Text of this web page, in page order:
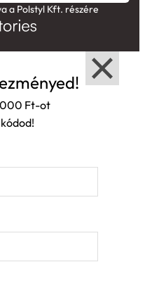
a Polstyl Kft. részére
Ft-ot